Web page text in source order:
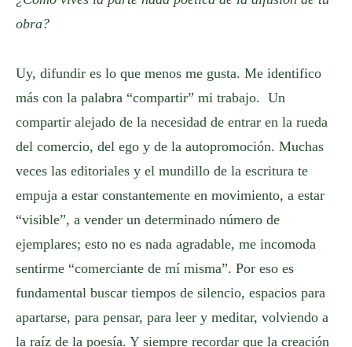
obra?
Uy, difundir es lo que menos me gusta. Me identifico
más con la palabra “compartir” mi trabajo. Un
compartir alejado de la necesidad de entrar en la rueda
del comercio, del ego y de la autopromoción. Muchas
veces las editoriales y el mundillo de la escritura te
empuja a estar constantemente en movimiento, a estar
“visible”, a vender un determinado número de
ejemplares; esto no es nada agradable, me incomoda
sentirme “comerciante de mí misma”. Por eso es
fundamental buscar tiempos de silencio, espacios para
apartarse, para pensar, para leer y meditar, volviendo a
la raíz de la poesía. Y siempre recordar que la creación